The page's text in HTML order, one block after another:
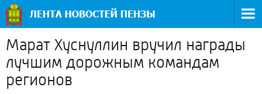
Марат Хуснуллин вручил награды
лучшим дорожным командам
регионов